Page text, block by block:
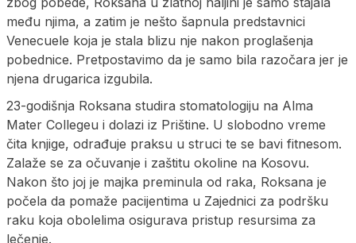
među njima, a zatim je nešto šapnula predstavnici
Venecuele koja je stala blizu nje nakon proglašenja
pobednice. Pretpostavimo da je samo bila razočara jer je
njena drugarica izgubila.
23-godišnja Roksana studira stomatologiju na Alma
Mater Collegeu i dolazi iz Prištine. U slobodno vreme
čita knjige, odrađuje praksu u struci te se bavi fitnesom.
Zalaže se za očuvanje i zaštitu okoline na Kosovu.
Nakon što joj je majka preminula od raka, Roksana je
počela da pomaže pacijentima u Zajednici za podršku
raku koja obolelima osigurava pristup resursima za
lečenje.